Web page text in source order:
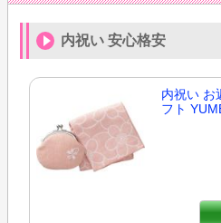
内祝い 安心格安
内祝い お
フト